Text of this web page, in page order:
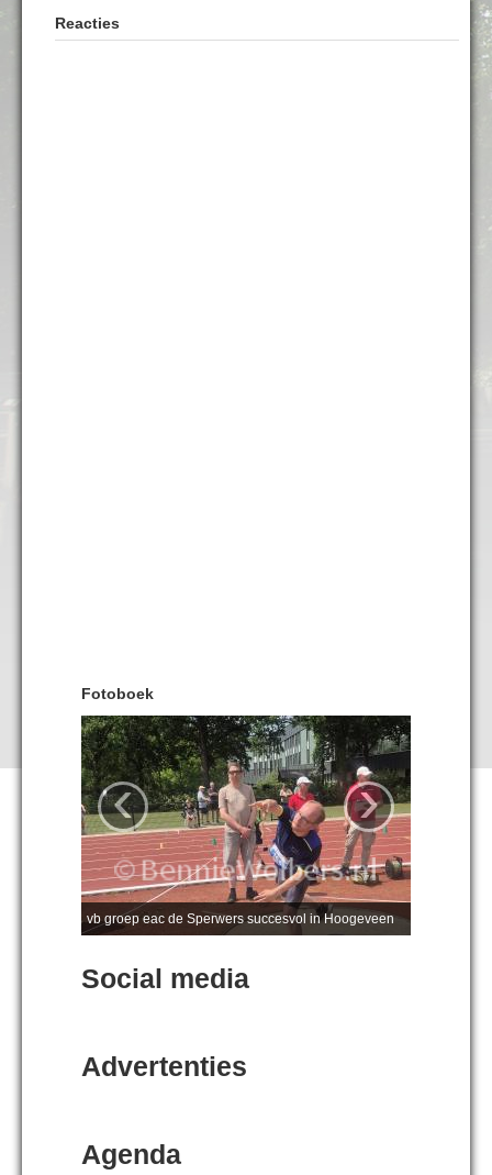
Reacties
Fotoboek
vb groep eac de Sperwers succesvol in Hoogeveen
‹ ›
Social media
Advertenties
Agenda